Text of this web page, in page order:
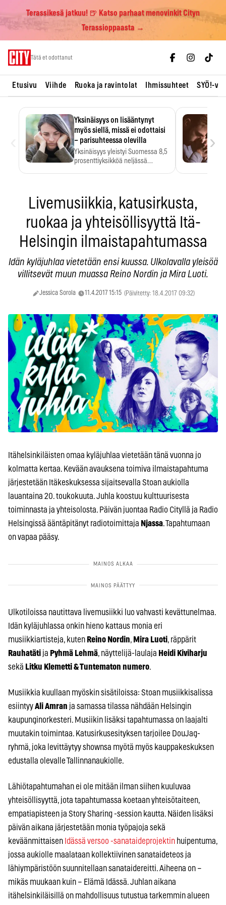
Terassikesä jatkuu! 🍺 Katso parhaat menovinkit Cityn
Terassioppaasta →
Tätä et odottanut
Etusivu Viihde Ruoka ja ravintolat Ihmissuhteet SYÖ!-
Yksinäisyys on lisääntynyt
myös siellä, missä ei odottaisi
– parisuhteessa olevilla
Yksinäisyys yleistyi Suomessa 8,5
prosenttiyksikköä neljässä
›
Livemusiikkia, katusirkusta,
ruokaa ja yhteisöllisyyttä Itä-
Helsingin ilmaistapahtumassa
Idän kyläjuhlaa vietetään ensi kuussa. Ulkolavalla yleisöä
villitsevät muun muassa Reino Nordin ja Mira Luoti.
Jessica Sorola 11.4.2017 15:15 (Päivitetty: 18.4.2017 09:32)
Itähelsinkiläisten omaa kyläjuhlaa vietetään tänä vuonna jo
kolmatta kertaa. Kevään avauksena toimiva ilmaistapahtuma
järjestetään Itäkeskuksessa sijaitsevalla Stoan aukiolla
lauantaina 20. toukokuuta. Juhla koostuu kulttuurisesta
toiminnasta ja yhteisolosta. Päivän juontaa Radio Cityllä ja Radio
Helsingissä ääntäpitänyt radiotoimittaja Njassa. Tapahtumaan
on vapaa pääsy.
Ulkotiloissa nautittava livemusiikki luo vahvasti kevättunelmaa.
Idän kyläjuhlassa onkin hieno kattaus monia eri
musiikkiartisteja, kuten Reino Nordin, Mira Luoti, räppärit
Rauhatäti ja Pyhmä Lehmä, näyttelijä-laulaja Heidi Kiviharju
sekä Litku Klemetti & Tuntematon numero.
Musiikkia kuullaan myöskin sisätiloissa: Stoan musiikkisalissa
esiintyyAli Amran ja samassa tilassa nähdään Helsingin
kaupunginorkesteri. Musiikin lisäksi tapahtumassa on laajalti
muutakin toimintaa. Katusirkusesityksen tarjoilee DouJag-
ryhmä, joka levittäytyy shownsa myötä myös kauppakeskuksen
edustalla olevalle Tallinnanaukiolle.
Lähiötapahtumahan ei ole mitään ilman siihen kuuluvaa
yhteisöllisyyttä, jota tapahtumassa koetaan yhteisötaiteen,
empatiapisteen ja Story Sharing -session kautta. Näiden lisäksi
päivän aikana järjestetään monia työpajoja sekä
keväänmittaisen Idässä versoo -sanataideprojektin huipentuma,
jossa aukiolle maalataan kollektiivinen sanataideteos ja
lähiympäristöön suunnitellaan sanataidereitti. Aiheena on –
mikäs muukaan kuin – Elämä Idässä. Juhlan aikana
itähelsinkiläisillä on mahdollisuus tutustua tarkemmin alueen